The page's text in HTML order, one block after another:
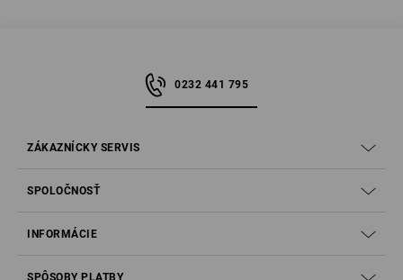
0232 441 795
ZÁKAZNÍCKY SERVIS
SPOLOČNOSŤ
INFORMÁCIE
SPÔSOBY PLATBY